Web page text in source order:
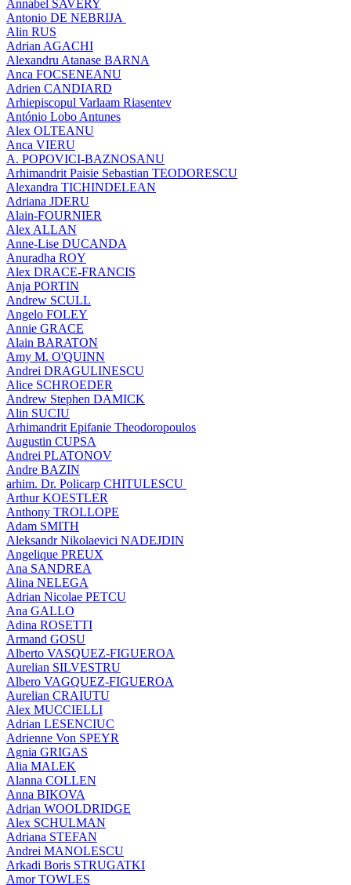
Annabel SAVERY
Antonio DE NEBRIJA
Alin RUS
Adrian AGACHI
Alexandru Atanase BARNA
Anca FOCSENEANU
Adrien CANDIARD
Arhiepiscopul Varlaam Riasentev
António Lobo Antunes
Alex OLTEANU
Anca VIERU
A. POPOVICI-BAZNOSANU
Arhimandrit Paisie Sebastian TEODORESCU
Alexandra TICHINDELEAN
Adriana JDERU
Alain-FOURNIER
Alex ALLAN
Anne-Lise DUCANDA
Anuradha ROY
Alex DRACE-FRANCIS
Anja PORTIN
Andrew SCULL
Angelo FOLEY
Annie GRACE
Alain BARATON
Amy M. O'QUINN
Andrei DRAGULINESCU
Alice SCHROEDER
Andrew Stephen DAMICK
Alin SUCIU
Arhimandrit Epifanie Theodoropoulos
Augustin CUPSA
Andrei PLATONOV
Andre BAZIN
arhim. Dr. Policarp CHITULESCU
Arthur KOESTLER
Anthony TROLLOPE
Adam SMITH
Aleksandr Nikolaevici NADEJDIN
Angelique PREUX
Ana SANDREA
Alina NELEGA
Adrian Nicolae PETCU
Ana GALLO
Adina ROSETTI
Armand GOSU
Alberto VASQUEZ-FIGUEROA
Aurelian SILVESTRU
Albero VAGQUEZ-FIGUEROA
Aurelian CRAIUTU
Alex MUCCIELLI
Adrian LESENCIUC
Adrienne Von SPEYR
Agnia GRIGAS
Alia MALEK
Alanna COLLEN
Anna BIKOVA
Adrian WOOLDRIDGE
Alex SCHULMAN
Adriana STEFAN
Andrei MANOLESCU
Arkadi Boris STRUGATKI
Amor TOWLES